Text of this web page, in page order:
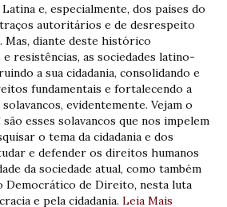
e, especialmente, dos países do
traços autoritários e de desrespeito
Mas, diante deste histórico
resistências, as sociedades latino-
a sua cidadania, consolidando e
fundamentais e fortalecendo a
evidentemente. Vejam o
esses solavancos que nos impelem
o tema da cidadania e dos
e defender os direitos humanos
da sociedade atual, como também
Democrático de Direito, nesta luta
e pela cidadania. Leia Mais